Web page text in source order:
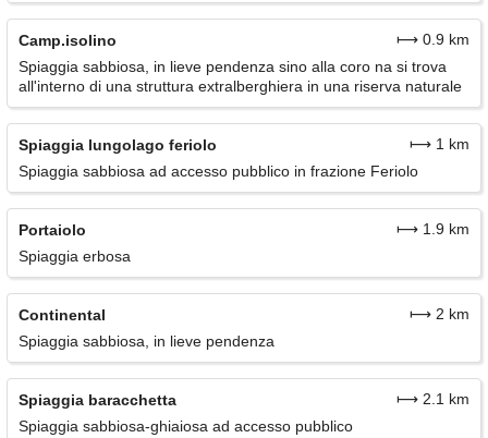
Camp.isolino
⟼ 0.9 km
Spiaggia sabbiosa, in lieve pendenza sino alla coro na si trova
all'interno di una struttura extralberghiera in una riserva naturale
Spiaggia lungolago feriolo
⟼ 1 km
Spiaggia sabbiosa ad accesso pubblico in frazione Feriolo
Portaiolo
⟼ 1.9 km
Spiaggia erbosa
Continental
⟼ 2 km
Spiaggia sabbiosa, in lieve pendenza
Spiaggia baracchetta
⟼ 2.1 km
Spiaggia sabbiosa-ghiaiosa ad accesso pubblico